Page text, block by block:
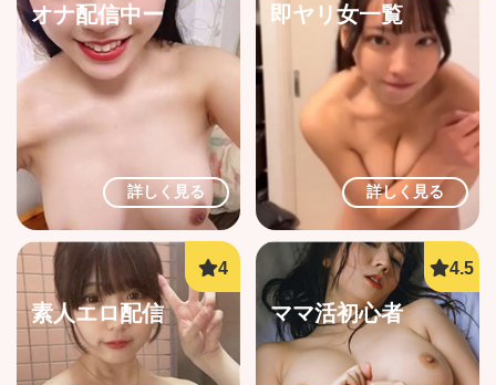
詳しく見る
オナ配信中ー
詳しく見る
即ヤリ女一覧
素人エロ配信 ママ活初心者